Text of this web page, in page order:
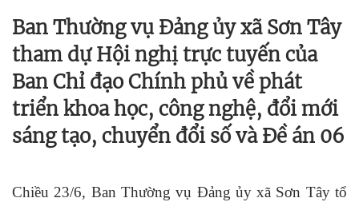
Ban Thường vụ Đảng ủy xã Sơn Tây
tham dự Hội nghị trực tuyến của
Ban Chỉ đạo Chính phủ về phát
triển khoa học, công nghệ, đổi mới
sáng tạo, chuyển đổi số và Đề án 06
Chiều 23/6, Ban Thường vụ Đảng ủy xã Sơn Tây tổ